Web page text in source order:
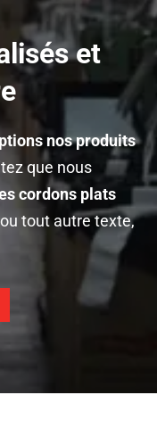
et
nos produits
que nous
cordons plats
tout autre texte,